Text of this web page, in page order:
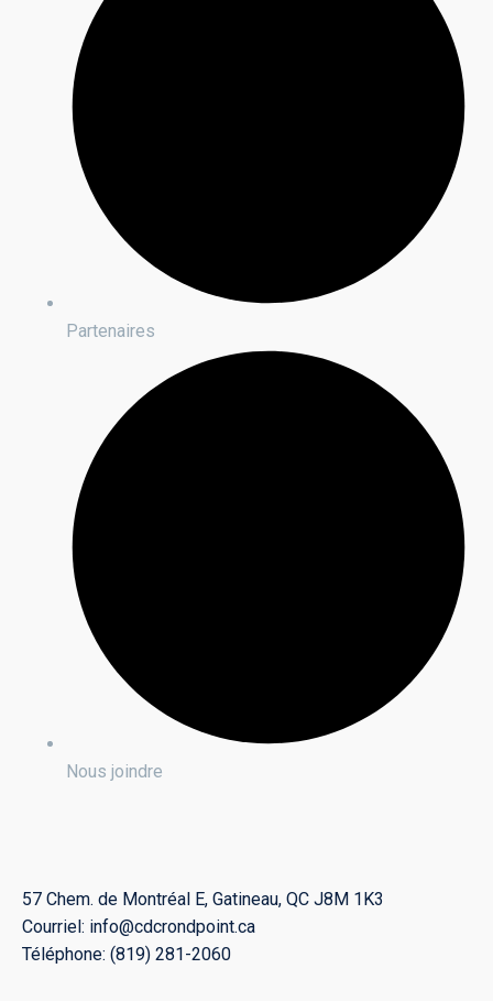
Partenaires
Nous joindre
57 Chem. de Montréal E, Gatineau, QC J8M 1K3
Courriel: info@cdcrondpoint.ca
Téléphone: (819) 281-2060